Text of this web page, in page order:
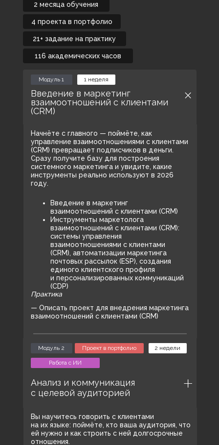
2 месяца обучения
4 проекта в портфолио
21+ задание на практику
116 академических часов
Введение в маркетинг
взаимоотношений с клиентами
(CRM)
Модуль 1 1 неделя
Введение в маркетинг
взаимоотношений с клиентами (CRM)
Инструменты маркетолога
взаимоотношений с клиентами (CRM):
системы управления
взаимоотношениями с клиентами
(CRM), автоматизации маркетинга
почтовых рассылок (ESP), создания
единого клиентского профиля
и персонализированных коммуникаций
(CDP)
Начнёте с главного — поймёте, как
управление взаимоотношениями с клиентами
(CRM) превращает подписчиков в деньги.
Сразу получите базу для построения
системного маркетинга и увидите, какие
инструменты реально используют в 2026
году.
Практика
— Описать проект для внедрения маркетинга
взаимоотношений с клиентами (CRM)
Анализ и коммуникация
с целевой аудиторией
Модуль 2 Проект в портфолио
Работа с ИИ
2 недели
Вы научитесь говорить с клиентами
на их языке: поймёте, кто ваша аудитория, что
ей нужно и как строить с ней долгосрочные
отношения.